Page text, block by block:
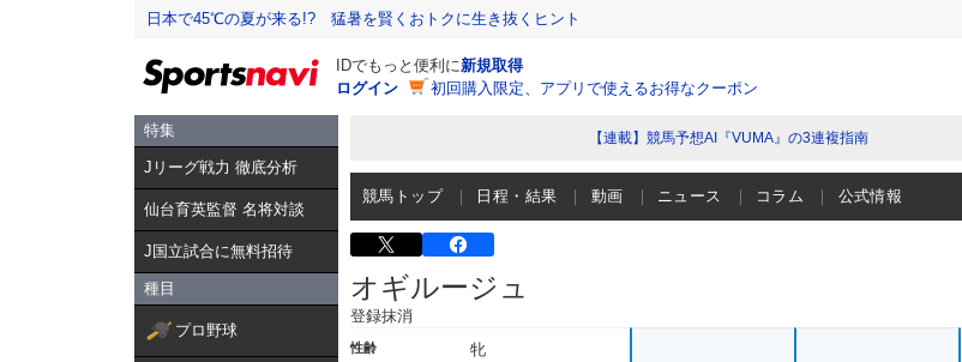
日本で45℃の夏が来る!? 猛暑を賢くおトクに生き抜くヒント
IDでもっと便利に新規取得
ログイン
初回購入限定、アプリで使えるお得なクーポン
特集
Jリーグ戦力 徹底分析
仙台育英監督 名将対談
J国立試合に無料招待
種目
プロ野球
【連載】競馬予想AI『VUMA』の3連複指南
競馬トップ 日程・結果 動画 ニュース コラム 公式情報
オギルージュ
登録抹消
性齢 牝